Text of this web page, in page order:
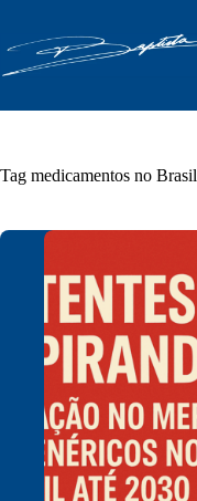
o
conteúdo
Tag medicamentos no Brasil